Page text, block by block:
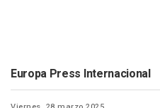
Europa Press Internacional